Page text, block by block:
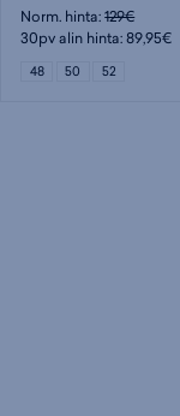
Norm. hinta:129€
30pv alin hinta: 89,95€
48 50 52